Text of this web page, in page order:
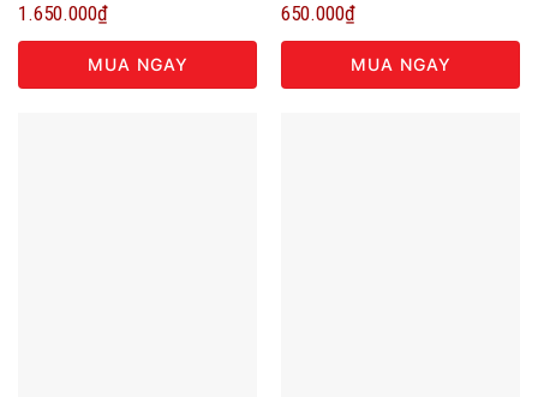
1.650.000₫
MUA NGAY
650.000₫
MUA NGAY